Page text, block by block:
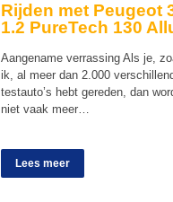
Rijden met Peugeot
1.2 PureTech 130
Aangename verrassing Als je,
ik, al meer dan 2.000
testauto’s hebt gereden, dan
niet vaak meer…
Lees meer